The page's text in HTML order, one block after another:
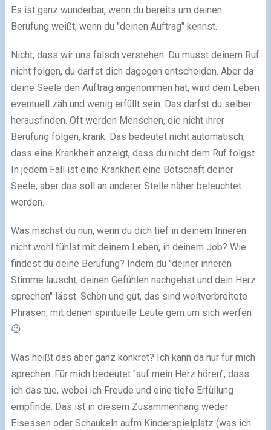
Es ist ganz wunderbar, wenn du bereits um deinen
Berufung weißt, wenn du "deinen Auftrag" kennst.
Nicht, dass wir uns falsch verstehen: Du musst deinem Ruf
nicht folgen, du darfst dich dagegen entscheiden. Aber da
deine Seele den Auftrag angenommen hat, wird dein Leben
eventuell zäh und wenig erfüllt sein. Das darfst du selber
herausfinden. Oft werden Menschen, die nicht ihrer
Berufung folgen, krank. Das bedeutet nicht automatisch,
dass eine Krankheit anzeigt, dass du nicht dem Ruf folgst.
In jedem Fall ist eine Krankheit eine Botschaft deiner
Seele, aber das soll an anderer Stelle näher beleuchtet
werden.
Was machst du nun, wenn du dich tief in deinem Inneren
nicht wohl fühlst mit deinem Leben, in deinem Job? Wie
findest du deine Berufung? Indem du "deiner inneren
Stimme lauscht, deinen Gefühlen nachgehst und dein Herz
sprechen" lässt. Schön und gut, das sind weitverbreitete
Phrasen, mit denen spirituelle Leute gern um sich werfen
😉
Was heißt das aber ganz konkret? Ich kann da nur für mich
sprechen: Für mich bedeutet "auf mein Herz hören", dass
ich das tue, wobei ich Freude und eine tiefe Erfüllung
empfinde. Das ist in diesem Zusammenhang weder
Eisessen oder Schaukeln aufm Kinderspielplatz (was ich